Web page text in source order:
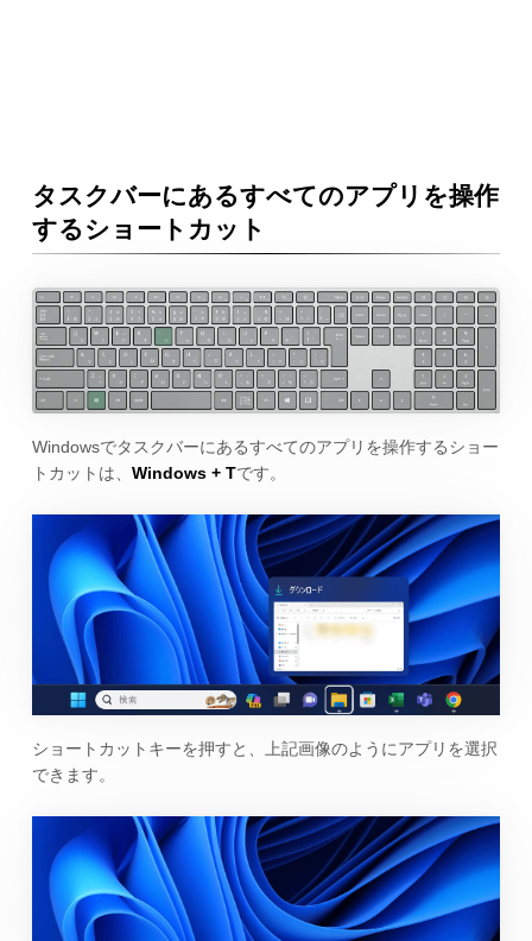
タスクバーにあるすべてのアプリを操作
するショートカット
Windowsでタスクバーにあるすべてのアプリを操作するショー
トカットは、 Windows + Tです。
ショートカットキーを押すと、上記画像のようにアプリを選択
できます。